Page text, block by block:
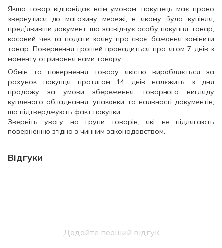
Якщо товар відповідає всім умовам, покупець має право
звернутися до магазину мережі, в якому була купівля,
пред’явивши документ, що засвідчує особу покупця, товар,
касовий чек та подати заяву про своє бажання замінити
товар. Повернення грошей провадиться протягом 7 днів з
моменту отримання нами товару.
Обмін та повернення товару якістю виробляється за
рахунок покупця протягом 14 днів належить з дня
продажу за умови збереження товарного вигляду
купленого обладнання, упаковки та наявності документів,
що підтверджують факт покупки.
Зверніть увагу на групи товарів, які не підлягають
поверненню згідно з чинним законодавством.
Відгуки
Додайте перший відгук